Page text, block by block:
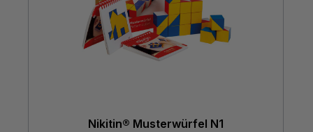
Nikitin® Musterwürfel N1